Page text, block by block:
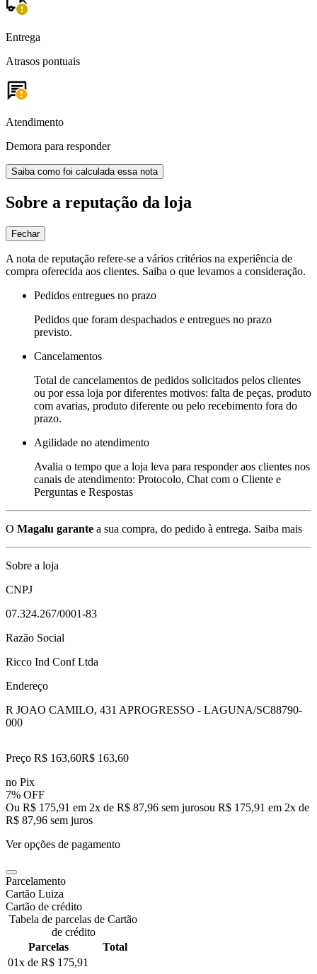
Entrega
Atrasos pontuais
Atendimento
Demora para responder
Saiba como foi calculada essa nota
Sobre a reputação da loja
Fechar
A nota de reputação refere-se a vários critérios na experiência de
compra oferecida aos clientes. Saiba o que levamos a consideração.
Pedidos entregues no prazo
Pedidos que foram despachados e entregues no prazo
previsto.
Cancelamentos
Total de cancelamentos de pedidos solicitados pelos clientes
ou por essa loja por diferentes motivos: falta de peças, produto
com avarias, produto diferente ou pelo recebimento fora do
prazo.
Agilidade no atendimento
Avalia o tempo que a loja leva para responder aos clientes nos
canais de atendimento: Protocolo, Chat com o Cliente e
Perguntas e Respostas
O Magalu garante a sua compra, do pedido à entrega. Saiba mais
Sobre a loja
CNPJ
07.324.267/0001-83
Razão Social
Ricco Ind Conf Ltda
Endereço
R JOAO CAMILO, 431 APROGRESSO - LAGUNA/SC88790-
000
Preço R$ 163,60R$ 163,60
no Pix
7% OFF
Ou R$ 175,91 em 2x de R$ 87,96 sem jurosou R$ 175,91 em 2x de
R$ 87,96 sem juros
Ver opções de pagamento
Parcelamento
Cartão Luiza
Cartão de crédito
Tabela de parcelas de Cartão
de crédito
Parcelas
Total
01x de R$ 175,91